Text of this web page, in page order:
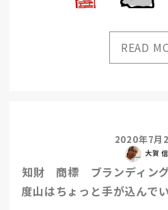
知財 商標 ブランディン
度山はちょっと手が込んで
大賀
2020年7月